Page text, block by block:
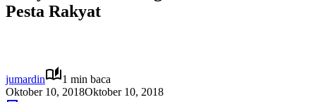
Pesta Rakyat
jumardin
1 min baca
Oktober 10, 2018Oktober 10, 2018